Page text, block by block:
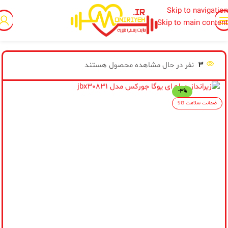
Skip to navigation
Skip to main content
یوگا
3 نفر در حال مشاهده محصول هستند
-3%
ضمانت سلامت کالا